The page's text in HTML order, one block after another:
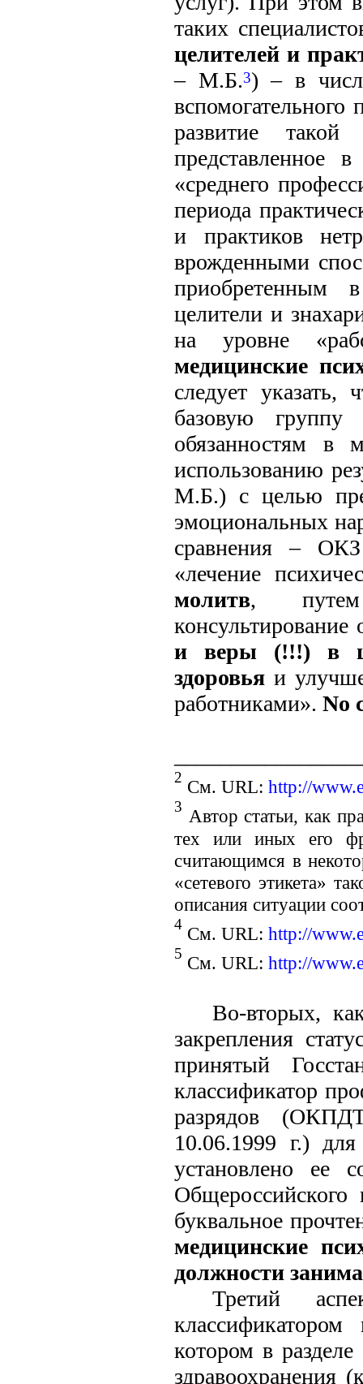
таких
целителей и
– М.Б.3) – в
вспомогательного
развитие такой
представленное
«среднего
периода
и практиков
врожденными
приобретенным
целители и
на уровне
медицинские
следует указать,
базовую
обязанностям в
использованию
М.Б.) с целью
эмоциональных
сравнения –
«лечение
молитв,
консультирование
и веры (!!!) в
здоровья и
работниками». No
2 См. URL: http://
3 Автор статьи, как
тех или иных его
считающимся в
«сетевого этикета»
описания ситуации
4 См. URL: http://
5 См. URL: http://
Во-вторых,
закрепления
принятый
классификатор
разрядов
10.06.1999 г.)
установлено ее
буквальное
медицинские
должности
Третий
котором в разделе
здравоохранения